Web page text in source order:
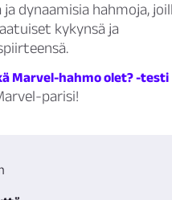
dynaamisia hahmoja,
kykynsä ja
Marvel-hahmo olet? -testi
parisi!